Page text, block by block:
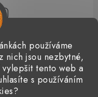
používáme
nich jsou nezbytné,
tento web a
s používáním
Quartz ValetPRO